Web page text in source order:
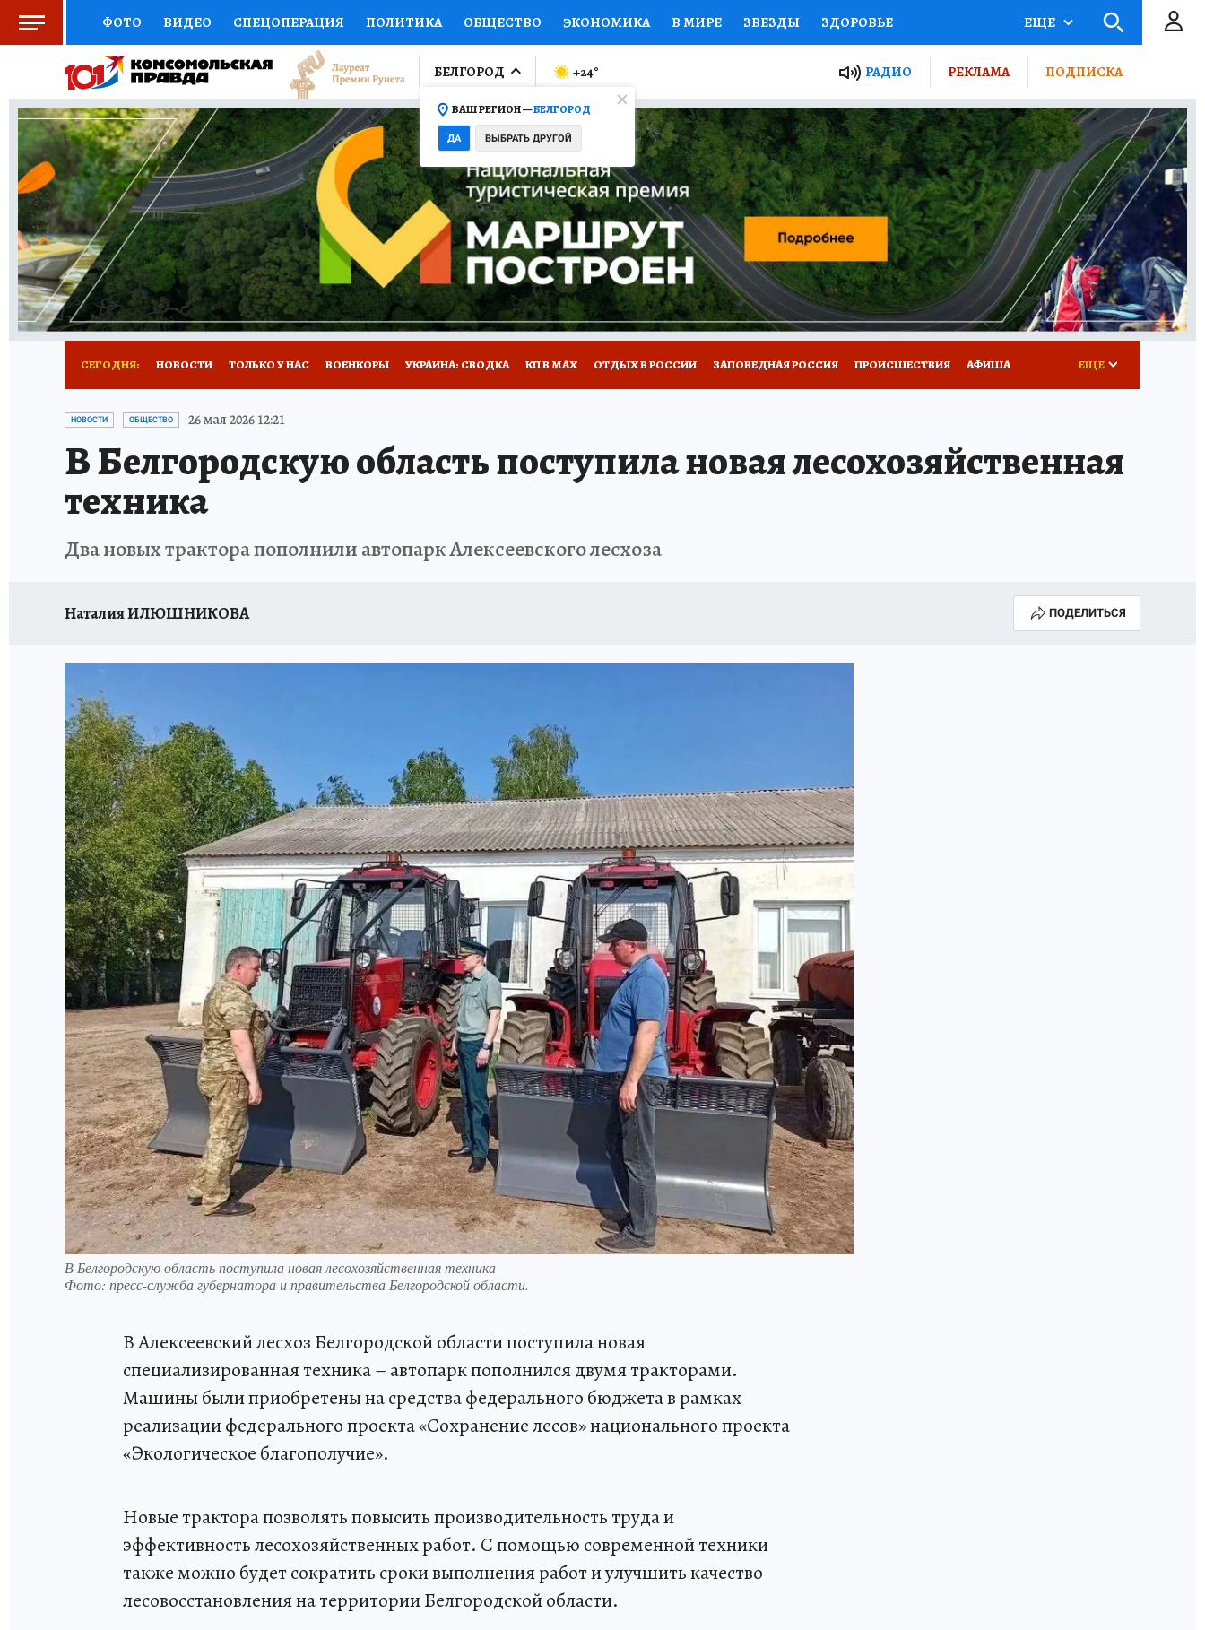
ФОТО ВИДЕО СПЕЦОПЕРАЦИЯ ПОЛИТИКА ОБЩЕСТВО ЭКОНОМИКА В МИРЕ ЗВЕЗДЫ ЗДОРОВЬЕ
СОЦПОДДЕРЖКА НАУКА СПОРТ КОЛУМНИСТЫ ПРОИСШЕСТВИЯ НАЦИОНАЛЬНЫЕ ПРОЕКТЫ РОССИИ
ВЫБОР ЭКСПЕРТОВ ДОКТОР ФИНАНСЫ ОТКРЫВАЕМ МИР Я ЗНАЮ СЕМЬЯ ЖЕНСКИЕ СЕКРЕТЫ ПУТЕВОДИТЕЛЬ
КНИЖНАЯ ПОЛКА ПРОГНОЗЫ НА СПОРТ ПРОМОКОДЫ СЕРИАЛЫ СПЕЦПРОЕКТЫ ДЕФИЦИТ ЖЕЛЕЗА ТУРИЗМ
ПРЕСС-ЦЕНТР НЕДВИЖИМОСТЬ ТЕЛЕВИЗОР КОЛЛЕКЦИИ КОНКУРСЫ РАБОТА У НАС ГИД ПОТРЕБИТЕЛЯ ВСЕ О КП
РАДИО КП РЕКЛАМА ТЕСТЫ НОВОЕ НА САЙТЕ
ЕЩЕ
БЕЛГОРОД
ВАШ РЕГИОН —БЕЛГОРОД
ДА ВЫБРАТЬ ДРУГОЙ
+24° РАДИО РЕКЛАМА ПОДПИСКА
СЕГОДНЯ: НОВОСТИ ТОЛЬКО У НАС ВОЕНКОРЫ УКРАИНА: СВОДКА КП В МАХ ОТДЫХ В РОССИИ ЗАПОВЕДНАЯ РОССИЯ ПРОИСШЕСТВИЯ АФИША
ИСПЫТАНО НА СЕБЕ
ЕЩЕ
НОВОСТИ ОБЩЕСТВО 26 мая 2026 12:21
В Белгородскую область поступила новая лесохозяйственная
техника
Два новых трактора пополнили автопарк Алексеевского лесхоза
Наталия ИЛЮШНИКОВА ПОДЕЛИТЬСЯ
В Белгородскую область поступила новая лесохозяйственная техника
Фото: пресс-служба губернатора и правительства Белгородской области.
В Алексеевский лесхоз Белгородской области поступила новая
специализированная техника – автопарк пополнился двумя тракторами.
Машины были приобретены на средства федерального бюджета в рамках
реализации федерального проекта «Сохранение лесов» национального проекта
«Экологическое благополучие».
Новые трактора позволять повысить производительность труда и
эффективность лесохозяйственных работ. С помощью современной техники
также можно будет сократить сроки выполнения работ и улучшить качество
лесовосстановления на территории Белгородской области.